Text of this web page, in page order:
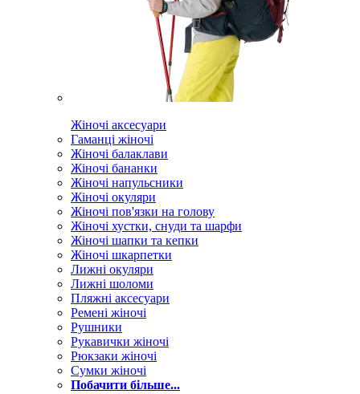
Жіночі аксесуари
Гаманці жіночі
Жіночі балаклави
Жіночі бананки
Жіночі напульсники
Жіночі окуляри
Жіночі пов'язки на голову
Жіночі хустки, снуди та шарфи
Жіночі шапки та кепки
Жіночі шкарпетки
Лижні окуляри
Лижні шоломи
Пляжні аксесуари
Ремені жіночі
Рушники
Рукавички жіночі
Рюкзаки жіночі
Сумки жіночі
Побачити більше...